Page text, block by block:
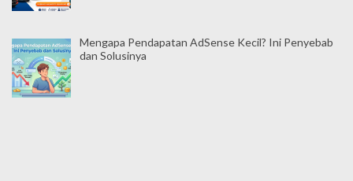
Mengapa Pendapatan AdSense Kecil? Ini Penyebab
dan Solusinya